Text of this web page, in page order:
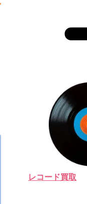
レコード買取